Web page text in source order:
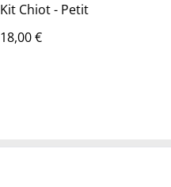
Kit Chiot - Petit
18,00 €